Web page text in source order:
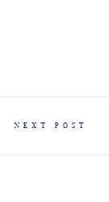
NEXT POST